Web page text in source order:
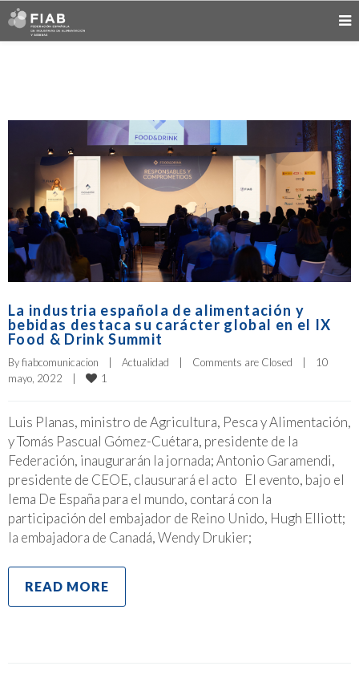
La industria española de alimentación y
bebidas destaca su carácter global en el IX
Food & Drink Summit
By fiabcomunicacion Actualidad Comments are Closed
10
mayo, 2022
1
Luis Planas, ministro de Agricultura, Pesca y Alimentación,
y Tomás Pascual Gómez-Cuétara, presidente de la
Federación, inaugurarán la jornada; Antonio Garamendi,
presidente de CEOE, clausurará el acto El evento, bajo el
lema De España para el mundo, contará con la
participación del embajador de Reino Unido, Hugh Elliott;
la embajadora de Canadá, Wendy Drukier;
READ MORE